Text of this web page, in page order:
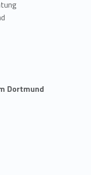
Dortmund